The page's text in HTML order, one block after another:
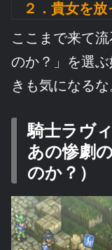
２．貴女を
ここまで来て
のか？」を選
きも気になるな
騎士ラヴ
あの惨劇
のか？）